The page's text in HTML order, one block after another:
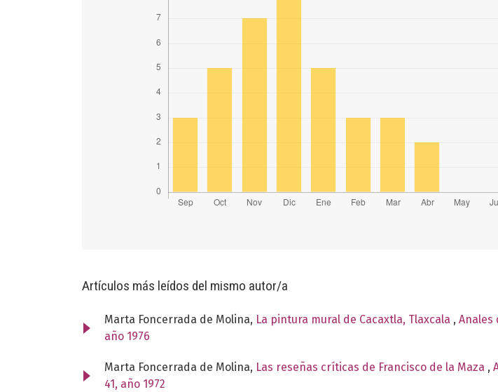
Artículos más leídos del mismo autor/a
Marta Foncerrada de Molina, La pintura mural de Cacaxtla, Tlaxcala , Anales
año 1976
Marta Foncerrada de Molina, Las reseñas críticas de Francisco de la Maza ,
41, año 1972